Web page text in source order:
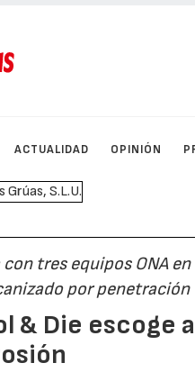
ACTUALIDAD OPINIÓN
tres equipos ONA
por penetración
& Die escoge